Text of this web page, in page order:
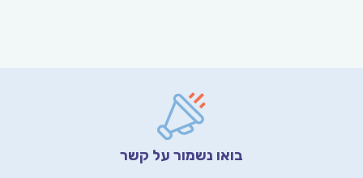
בואו נשמור על קשר